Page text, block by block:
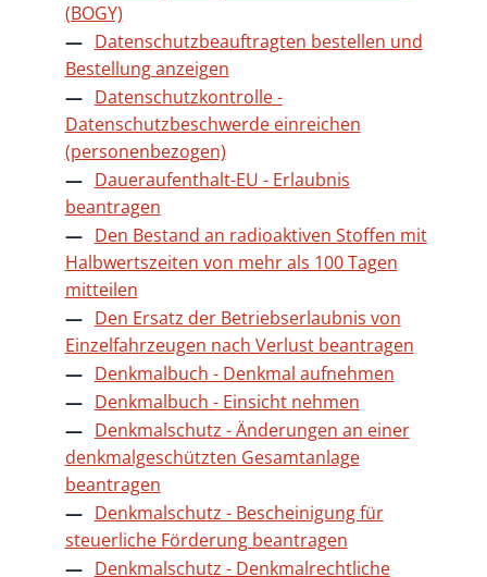
(BOGY)
Datenschutzbeauftragten bestellen und
Bestellung anzeigen
Datenschutzkontrolle -
Datenschutzbeschwerde einreichen
(personenbezogen)
Daueraufenthalt-EU - Erlaubnis
beantragen
Den Bestand an radioaktiven Stoffen mit
Halbwertszeiten von mehr als 100 Tagen
mitteilen
Den Ersatz der Betriebserlaubnis von
Einzelfahrzeugen nach Verlust beantragen
Denkmalbuch - Denkmal aufnehmen
Denkmalbuch - Einsicht nehmen
Denkmalschutz - Änderungen an einer
denkmalgeschützten Gesamtanlage
beantragen
Denkmalschutz - Bescheinigung für
steuerliche Förderung beantragen
Denkmalschutz - Denkmalrechtliche